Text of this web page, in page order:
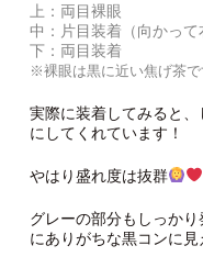
上：両目裸眼
中：片目装着（向かって
下：両目装着
※裸眼は黒に近い焦げ茶で
実際に装着してみると
にしてくれています！
やはり盛れ度は抜群
グレーの部分もしっか
にありがちな黒コンに見